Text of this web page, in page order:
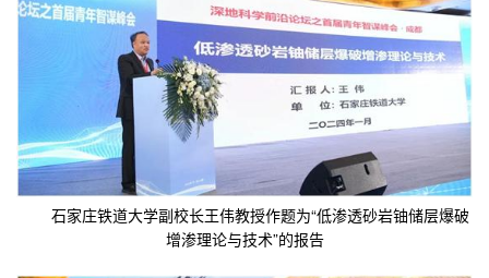
石家庄铁道大学副校长王伟教授作题为“低渗透砂岩铀储层爆破
增渗理论与技术”的报告